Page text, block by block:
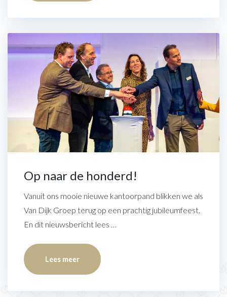
Op naar de honderd!
Vanuit ons mooie nieuwe kantoorpand blikken we als
Van Dijk Groep terug op een prachtig jubileumfeest.
En dit nieuwsbericht lees …
Lees meer